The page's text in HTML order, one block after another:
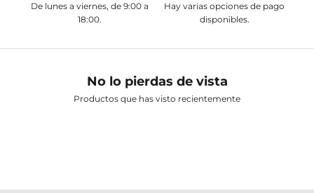
De lunes a viernes, de 9:00 a
18:00.
Hay varias opciones de pago
disponibles.
No lo pierdas de vista
Productos que has visto recientemente